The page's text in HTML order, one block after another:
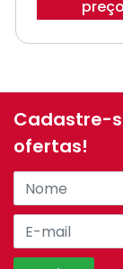
preço
Cadastre-
ofertas!